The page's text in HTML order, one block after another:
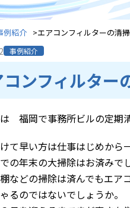
例紹介 エアコンフィルターの清
事例紹介
コンフィルター
福岡で事務所ビルの定期
て早い方は仕事はじめから
の年末の大掃除はお済みで
などの掃除は済んでもエア
るのではないでしょうか。